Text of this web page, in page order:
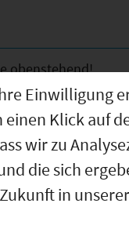
obenstehend!
Einwilligung
einen Klick auf
wir zu
die sich
in unserer